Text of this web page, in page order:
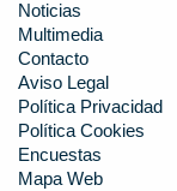
Noticias
Multimedia
Contacto
Aviso Legal
Política Privacidad
Política Cookies
Encuestas
Mapa Web